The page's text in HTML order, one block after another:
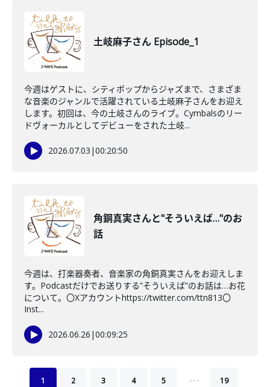
土岐麻子さん Episode_1
今週はゲストに、シティポップからジャズまで、さまざま
な音楽のジャンルで活躍されている土岐麻子さんをお迎え
します。初回は、今の土岐さんのライブ。Cymbalsのリー
ドヴォーカルとしてデビューをされた土岐...
2026.07.03 |00:20:50
角銅真実さんと"そういえば…"のお
話
今週は、打楽器奏者、音楽家の角銅真実さんをお迎えしま
す。Podcastだけでお送りする”そういえば”のお話は…お花
について。〇Xアカウントhttps://twitter.com/ttn813〇
Inst...
2026.06.26 |00:09:25
1 2 3 4 5 … 19